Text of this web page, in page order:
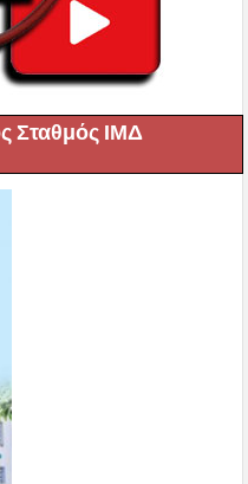
Σταθμός ΙΜΔ